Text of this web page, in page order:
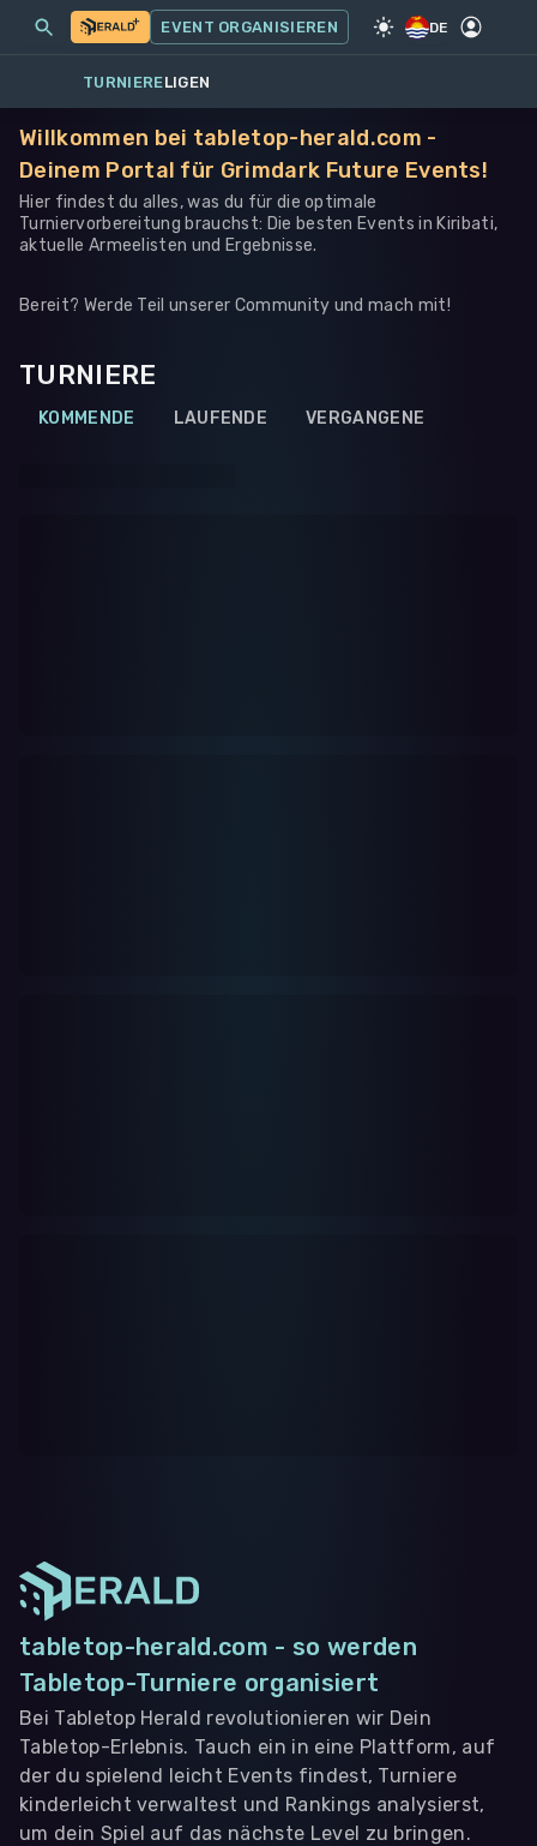
SPIEL·WARHAMMER 40K
MEINE EVENTS MEHR
EVENT ORGANISIEREN DE
TURNIERELIGEN
Willkommen bei tabletop-herald.com -
Deinem Portal für Grimdark Future Events!
Hier findest du alles, was du für die optimale
Turniervorbereitung brauchst: Die besten Events in Kiribati,
aktuelle Armeelisten und Ergebnisse.
Bereit? Werde Teil unserer Community und mach mit!
TURNIERE
KOMMENDE LAUFENDE VERGANGENE
tabletop-herald.com - so werden
Tabletop-Turniere organisiert
Bei Tabletop Herald revolutionieren wir Dein
Tabletop-Erlebnis. Tauch ein in eine Plattform, auf
der du spielend leicht Events findest, Turniere
kinderleicht verwaltest und Rankings analysierst,
um dein Spiel auf das nächste Level zu bringen.